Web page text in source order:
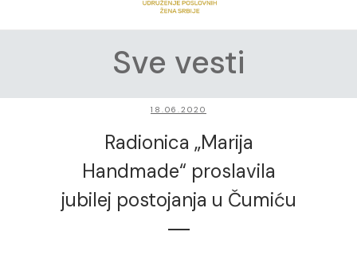
Sve vesti
18.06.2020
Radionica „Marija
Handmade“ proslavila
jubilej postojanja u Čumiću